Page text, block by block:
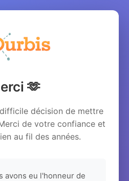
🫶
décision de mettre
de votre confiance et
au fil des années.
avons eu l'honneur de